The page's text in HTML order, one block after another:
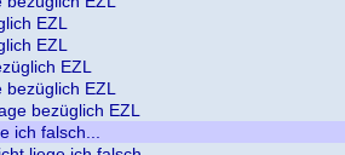
EZL
EZL
EZL
bezüglich EZL
bezüglich EZL
ich falsch...